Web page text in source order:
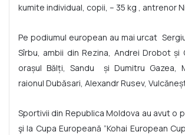
kumite individual, copii, – 35 kg , antrenor
Pe podiumul european au mai urcat
Sîrbu, ambii din Rezina, Andrei Drobot şi
oraşul Bălţi, Sandu şi Dumitru Gazea,
raionul Dubăsari, Alexandr Rusev,
Sportivii din Republica Moldova au avut o
şi la Cupa Europeană ”Kohai European